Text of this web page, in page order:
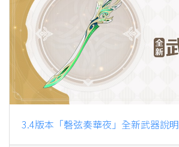
3.4版本「磬弦奏華夜」全新武器說明